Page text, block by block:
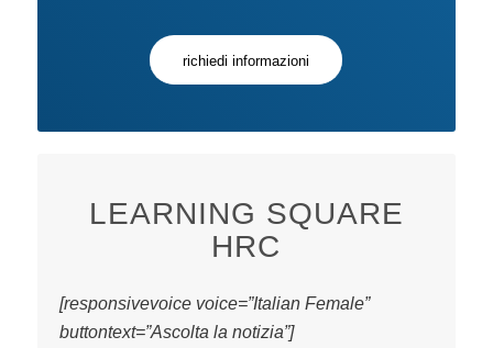
richiedi informazioni
LEARNING SQUARE
HRC
[responsivevoice voice=”Italian Female”
buttontext=”Ascolta la notizia”]